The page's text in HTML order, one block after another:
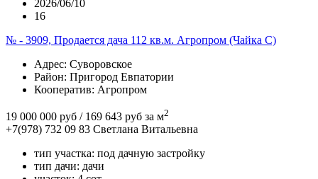
2026/06/10
16
№ - 3909, Продается дача 112 кв.м. Агропром (Чайка С)
Адрес: Суворовское
Район: Пригород Евпатории
Кооператив: Агропром
19 000 000 руб / 169 643 руб за м2
+7(978) 732 09 83 Cветлана Витальевна
тип участка: под дачную застройку
тип дачи: дачи